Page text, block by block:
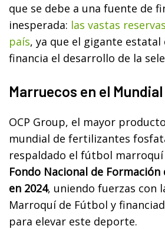
que se debe a una fuente de
inesperada: las vastas
país, ya que el gigante
financia el desarrollo de la
Marruecos en el
OCP Group, el mayor
mundial de fertilizantes
respaldado el fútbol marroquí
Fondo Nacional de
en 2024, uniendo fuerzas con
Marroquí de Fútbol y
para elevar este deporte.